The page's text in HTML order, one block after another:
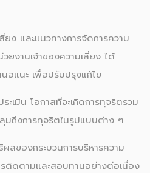
ง และแนวทางการจัดการความ
ยงานเจ้าของความเสี่ยง ได้
นอแนะ เพื่อปรับปรุงแก้ไข
ะเมิน โอกาสที่จะเกิดการทุจริตรวม
มถึงการทุจริตในรูปแบบต่าง ๆ
ลของกระบวนการบริหารความ
ติดตามและสอบทานอย่างต่อเนื่อง